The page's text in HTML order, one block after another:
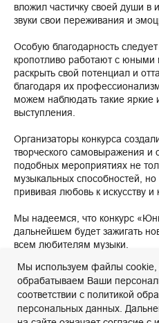
Мы используем файлы cookie,
обрабатываем Ваши
соответствии с политикой
персональных данных.
вложил частичку своей души в
звуки свои переживания и
Особую благодарность
кропотливо работают с
раскрыть свой потенциал и
благодаря их
можем наблюдать такие
выступления.
Организаторы конкурса
творческого самовыражения
подобных мероприятиях не
музыкальных способностей,
прививая любовь к искусству и
Мы надеемся, что конкурс
дальнейшем будет зажигать
всем любителям музыки.
2025-02-08 20:14